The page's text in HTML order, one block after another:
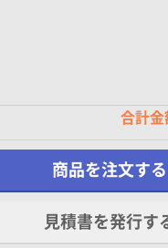
合計金
商品を注文する
見積書を発行す